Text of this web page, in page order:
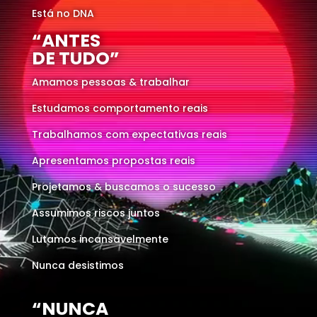
vídeo
Está no DNA
“ANTES
DE TUDO”
Amamos pessoas & trabalhar
Estudamos comportamento reais
Trabalhamos com expectativas reais
Apresentamos propostas reais
Projetamos & buscamos o sucesso
Assumimos riscos juntos
Lutamos incansavelmente
Nunca desistimos
“NUNCA